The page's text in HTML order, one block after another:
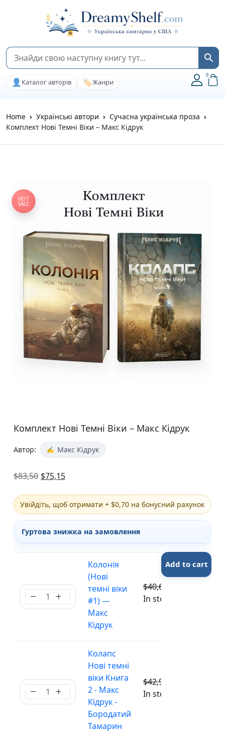
👤 Каталог авторів 🏷️Жанри
0
Home Українські автори
Сучасна українська проза
Комплект Нові Темні Віки – Макс Кідрук
HOT
SALE
Комплект Нові Темні Віки – Макс Кідрук
Автор: Макс Кідрук
$83,50 $75,15
Увійдіть, щоб отримати + $0,70 на бонусний рахунок
Гуртова знижка на замовлення
Колонія (Нові темні віки #1) — Макс Кідрук
Колонія
(Нові
темні віки
#1) —
Макс
Кідрук
$40,60
In stock
Колапс Нові темні віки Книга 2 - Макс Кідрук -
Колапс
Нові темні
віки Книга
2 - Макс
Кідрук -
Бородатий
Тамарин
$42,90
In stock
Add to cart